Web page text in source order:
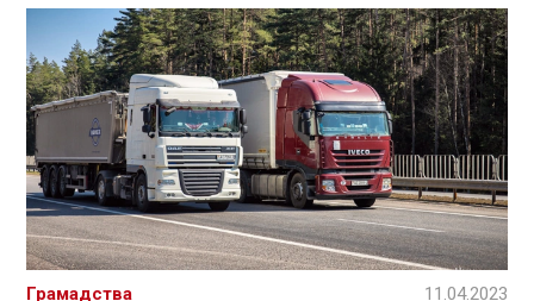
Грамадства 11.04.2023